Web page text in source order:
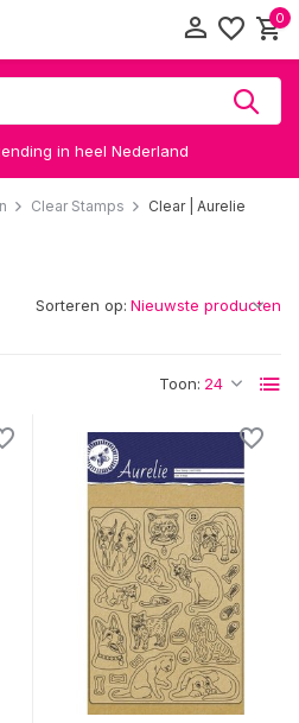
0
in heel Nederland
Clear Stamps Clear | Aurelie
Toon:
Sorteren op: